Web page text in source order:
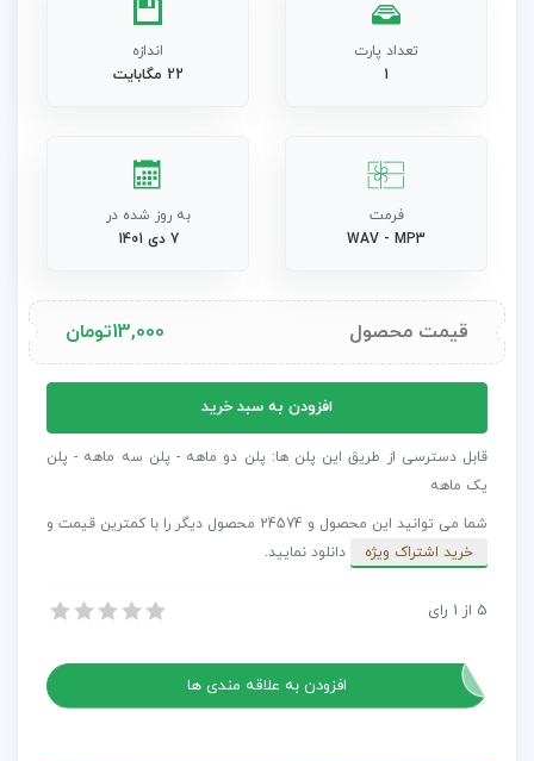
تعداد پارت
1
اندازه
22 مگابایت
فرمت
WAV - MP3
به روز شده در
7 دی 1401
قیمت محصول 13,000تومان
تیزر
خرید
مسکن
Estate
عدد
افزودن به سبد خرید
قابل دسترسی از طریق این پلن ها: پلن دو ماهه - پلن سه ماهه - پلن
یک ماهه
شما می توانید این محصول و 24574 محصول دیگر را با کمترین قیمت و
خرید اشتراک ویژه
دانلود نمایید.
آهنگ مخصوص تیزر خرید و فروش مسکن Real Estate Project
5 از 1 رای
افزودن به علاقه مندی ها